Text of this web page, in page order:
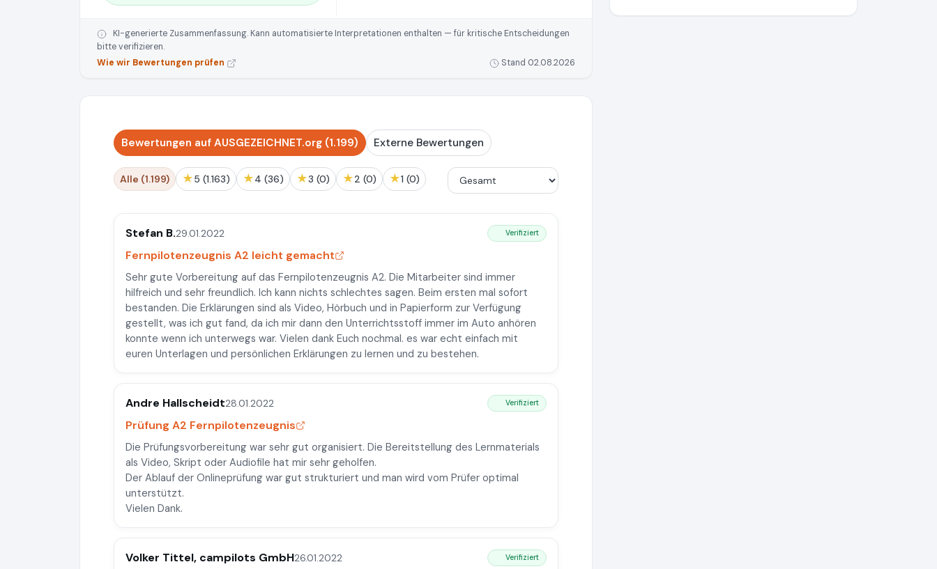
KI-generierte Zusammenfassung. Kann automatisierte Interpretationen enthalten — für kritische Entscheidungen
bitte verifizieren.
Wie wir Bewertungen prüfen
Stand 02.08.2026
Bewertungen auf AUSGEZEICHNET.org (1.199) Externe Bewertungen
Alle (1.199) ★ 5 (1.163) ★ 4 (36) ★ 3 (0) ★ 2 (0) ★ 1 (0)
Stefan B.29.01.2022 Verifiziert
Fernpilotenzeugnis A2 leicht gemacht
Sehr gute Vorbereitung auf das Fernpilotenzeugnis A2. Die Mitarbeiter sind immer
hilfreich und sehr freundlich. Ich kann nichts schlechtes sagen. Beim ersten mal sofort
bestanden. Die Erklärungen sind als Video, Hörbuch und in Papierform zur Verfügung
gestellt, was ich gut fand, da ich mir dann den Unterrichtsstoff immer im Auto anhören
konnte wenn ich unterwegs war. Vielen dank Euch nochmal. es war echt einfach mit
euren Unterlagen und persönlichen Erklärungen zu lernen und zu bestehen.
Andre Hallscheidt28.01.2022 Verifiziert
Prüfung A2 Fernpilotenzeugnis
Die Prüfungsvorbereitung war sehr gut organisiert. Die Bereitstellung des Lernmaterials
als Video, Skript oder Audiofile hat mir sehr geholfen.
Der Ablauf der Onlineprüfung war gut strukturiert und man wird vom Prüfer optimal
unterstützt.
Vielen Dank.
Volker Tittel, campilots GmbH26.01.2022 Verifiziert